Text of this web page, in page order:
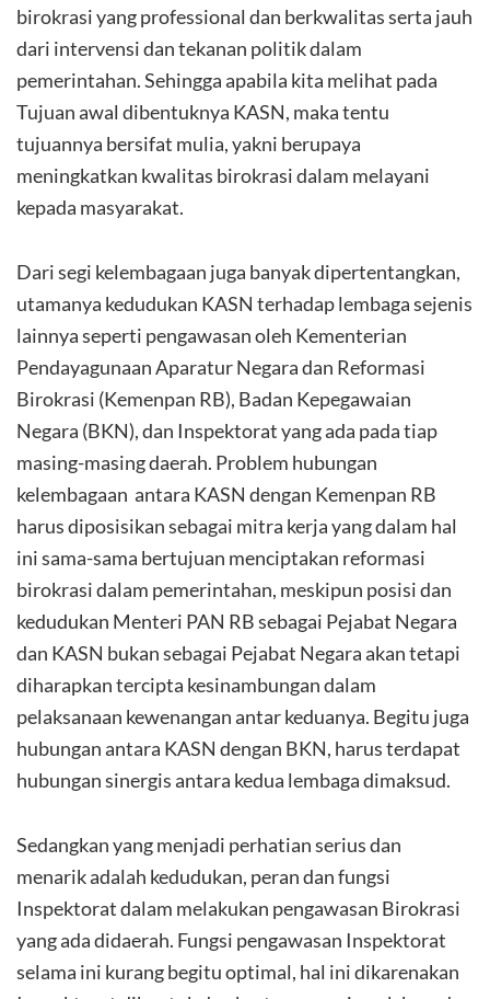
birokrasi yang professional dan berkwalitas serta jauh
dari intervensi dan tekanan politik dalam
pemerintahan. Sehingga apabila kita melihat pada
Tujuan awal dibentuknya KASN, maka tentu
tujuannya bersifat mulia, yakni berupaya
meningkatkan kwalitas birokrasi dalam melayani
kepada masyarakat.
Dari segi kelembagaan juga banyak dipertentangkan,
utamanya kedudukan KASN terhadap lembaga sejenis
lainnya seperti pengawasan oleh Kementerian
Pendayagunaan Aparatur Negara dan Reformasi
Birokrasi (Kemenpan RB), Badan Kepegawaian
Negara (BKN), dan Inspektorat yang ada pada tiap
masing-masing daerah. Problem hubungan
kelembagaan antara KASN dengan Kemenpan RB
harus diposisikan sebagai mitra kerja yang dalam hal
ini sama-sama bertujuan menciptakan reformasi
birokrasi dalam pemerintahan, meskipun posisi dan
kedudukan Menteri PAN RB sebagai Pejabat Negara
dan KASN bukan sebagai Pejabat Negara akan tetapi
diharapkan tercipta kesinambungan dalam
pelaksanaan kewenangan antar keduanya. Begitu juga
hubungan antara KASN dengan BKN, harus terdapat
hubungan sinergis antara kedua lembaga dimaksud.
Sedangkan yang menjadi perhatian serius dan
menarik adalah kedudukan, peran dan fungsi
Inspektorat dalam melakukan pengawasan Birokrasi
yang ada didaerah. Fungsi pengawasan Inspektorat
selama ini kurang begitu optimal, hal ini dikarenakan